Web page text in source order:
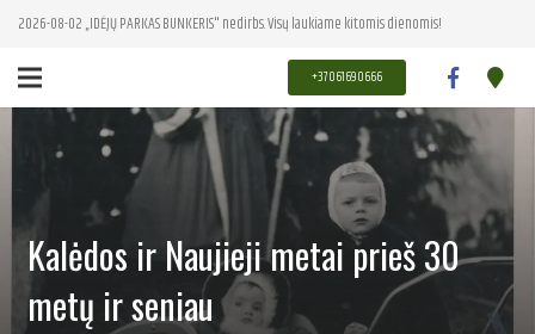
2026-08-02 „IDĖJŲ PARKAS BUNKERIS" nedirbs. Visų laukiame kitomis dienomis!
+37061690666
Kalėdos ir Naujieji metai prieš 30
metų ir seniau